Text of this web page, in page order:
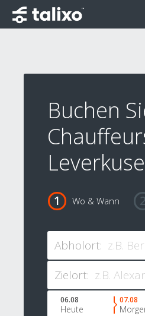
Buchen
Wo & Wann
Abholort:
Zielort:
06.08
Heute
07.08